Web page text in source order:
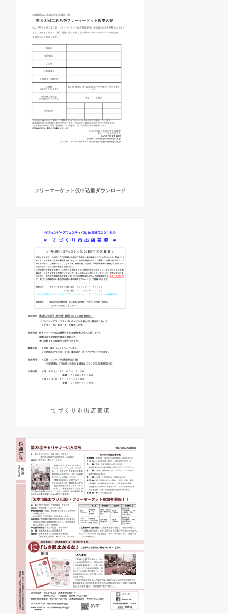
フリーマーケット仮申込書ダウンロード
て づ く り 市 出 店 要 項